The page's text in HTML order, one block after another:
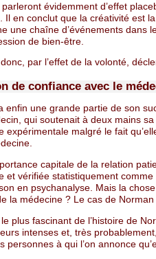
évidemment d’effet
Il en conclut que la créativité est
une chaîne d’événements dans
de bien-être.
par l’effet de la volonté,
de confiance avec le
enfin une grande partie de son
qui soutenait à deux mains
expérimentale malgré le fait
capitale de la relation
et vérifiée statistiquement
en psychanalyse. Mais la
la médecine ? Le cas de
le plus fascinant de l’histoire de
intenses et, très
personnes à qui l’on annonce